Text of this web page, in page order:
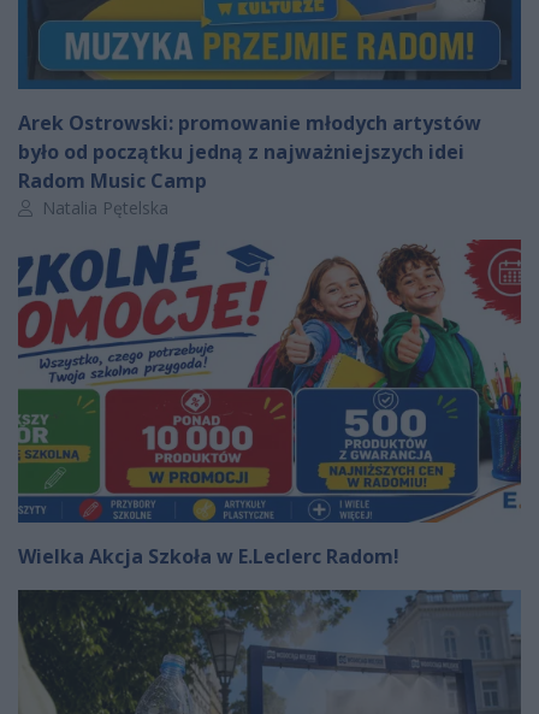
Arek Ostrowski: promowanie młodych artystów
było od początku jedną z najważniejszych idei
Radom Music Camp
Autor artykułu:
Natalia Pętelska
Wielka Akcja Szkoła w E.Leclerc Radom!